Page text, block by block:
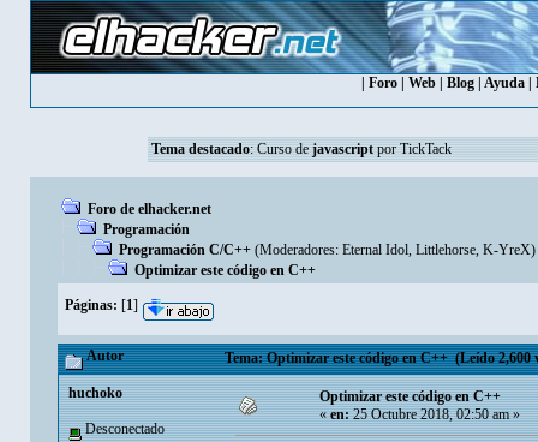
Foro Web Blog Ayuda
Tema destacado: Curso de javascriptpor TickTack
Foro de elhacker.net
Programación
Programación C/C++ (Moderadores: Eternal Idol, Littlehorse, K-YreX)
Optimizar este código en C++
Páginas: [1]
Autor Tema: Optimizar este código en C++ (Leído 2,600
huchoko
Desconectado
Optimizar este código en C++
«en:25 Octubre 2018, 02:50 am »